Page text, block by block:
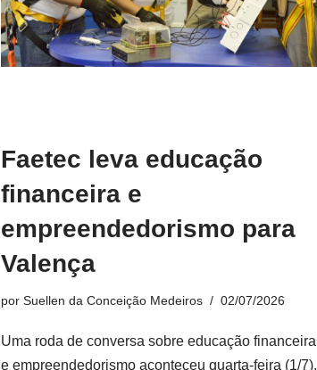
Faetec leva educação
financeira e
empreendedorismo para
Valença
por Suellen da Conceição Medeiros 02/07/2026
Uma roda de conversa sobre educação financeira
e empreendedorismo aconteceu quarta-feira (1/7),